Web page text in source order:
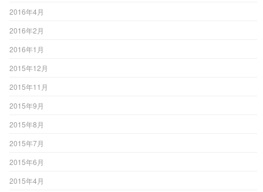
2016年4月
2016年2月
2016年1月
2015年12月
2015年11月
2015年9月
2015年8月
2015年7月
2015年6月
2015年4月